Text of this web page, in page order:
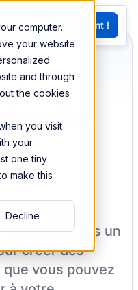
computer.
your website
and through
the cookies
you visit
your
one tiny
make this
Decline
G
Essayez Maintenant !
vos
dans un
créer des
vous pouvez